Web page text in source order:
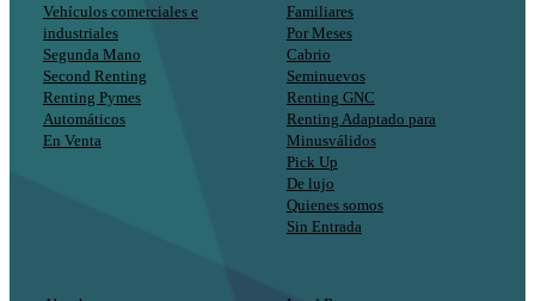
Vehículos comerciales e
industriales
Segunda Mano
Second Renting
Renting Pymes
Automáticos
En Venta
Familiares
Por Meses
Cabrio
Seminuevos
Renting GNC
Renting Adaptado para
Minusválidos
Pick Up
De lujo
Quienes somos
Sin Entrada